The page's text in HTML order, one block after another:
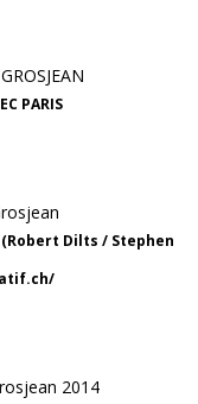
PARIS
Dilts / Stephen